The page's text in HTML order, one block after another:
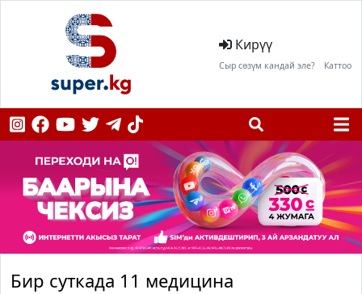
Кирүү
Сыр сөзүм кандай эле? Каттоо
Бир суткада 11 медицина